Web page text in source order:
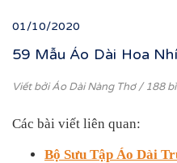
01/10/2020
59 Mẫu Áo Dài Hoa
Viết bởiÁo Dài Nàng Thơ/ 188
Các bài viết liên quan:
Bộ Sưu Tập Áo Dài